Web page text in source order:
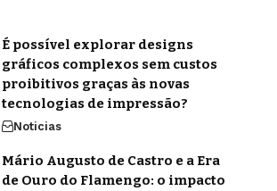
É possível explorar designs
gráficos complexos sem custos
proibitivos graças às novas
tecnologias de impressão?
Noticias
Mário Augusto de Castro e a Era
de Ouro do Flamengo: o impacto